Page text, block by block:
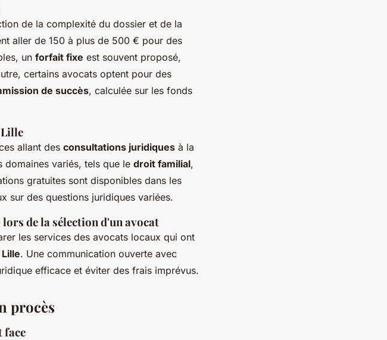
de la complexité du dossier et de la
aller de 150 à plus de 500 € pour des
un forfait fixe est souvent proposé,
certains avocats optent pour des
de succès, calculée sur les fonds
Lille
allant des consultations juridiques à la
domaines variés, tels que le droit familial,
gratuites sont disponibles dans les
sur des questions juridiques variées.
de la sélection d'un avocat
les services des avocats locaux qui ont
. Une communication ouverte avec
efficace et éviter des frais imprévus.
procès
face